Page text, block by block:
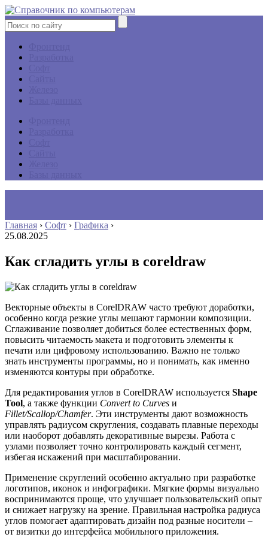
Главная › Софт › Графика ›
25.08.2025
Как сгладить углы в coreldraw
Векторные объекты в CorelDRAW часто требуют доработки,
особенно когда резкие углы мешают гармонии композиции.
Сглаживание позволяет добиться более естественных форм,
повысить читаемость макета и подготовить элементы к
печати или цифровому использованию. Важно не только
знать инструменты программы, но и понимать, как именно
изменяются контуры при обработке.
Для редактирования углов в CorelDRAW используется Shape
Tool, а также функции Convert to Curves и
Fillet/Scallop/Chamfer. Эти инструменты дают возможность
управлять радиусом скругления, создавать плавные переходы
или наоборот добавлять декоративные вырезы. Работа с
узлами позволяет точно контролировать каждый сегмент,
избегая искажений при масштабировании.
Применение скруглений особенно актуально при разработке
логотипов, иконок и инфографики. Мягкие формы визуально
воспринимаются проще, что улучшает пользовательский опыт
и снижает нагрузку на зрение. Правильная настройка радиуса
углов помогает адаптировать дизайн под разные носители –
от визитки до интерфейса мобильного приложения.